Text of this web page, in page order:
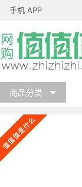
手机 APP
商品分类